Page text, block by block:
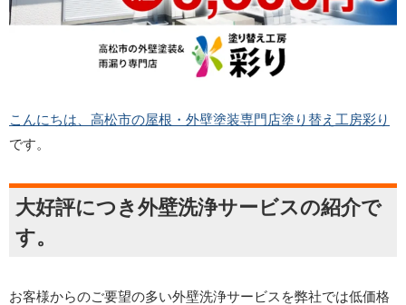
こんにちは、高松市の屋根・外壁塗装専門店塗り替え工房彩り
です。
大好評につき外壁洗浄サービスの紹介で
す。
お客様からのご要望の多い外壁洗浄サービスを弊社では低価格